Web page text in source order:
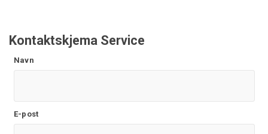
Kontaktskjema Service
Navn
E-post